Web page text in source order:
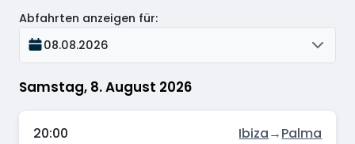
Samstag, 8. August 2026
Abfahrten anzeigen für:
08.08.2026
20:00 Ibiza→Palma